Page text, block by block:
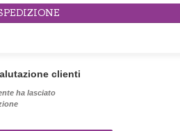
clienti
ha lasciato